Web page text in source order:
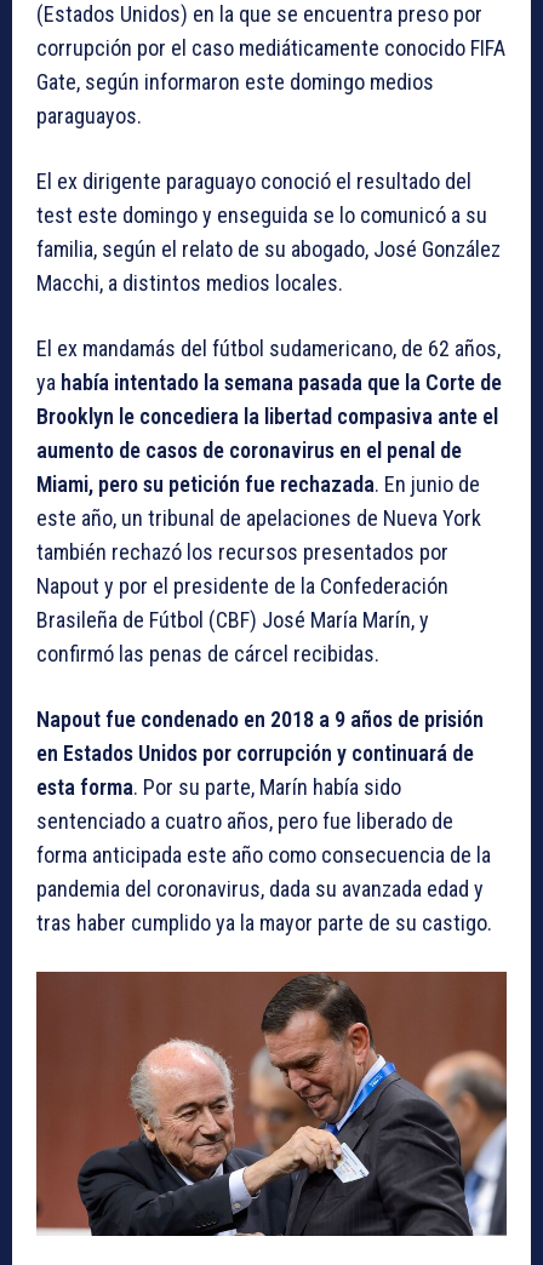
(Estados Unidos) en la que se encuentra preso por
corrupción por el caso mediáticamente conocido FIFA
Gate, según informaron este domingo medios
paraguayos.
El ex dirigente paraguayo conoció el resultado del
test este domingo y enseguida se lo comunicó a su
familia, según el relato de su abogado, José González
Macchi, a distintos medios locales.
El ex mandamás del fútbol sudamericano, de 62 años,
ya había intentado la semana pasada que la Corte de
Brooklyn le concediera la libertad compasiva ante el
aumento de casos de coronavirus en el penal de
Miami, pero su petición fue rechazada. En junio de
este año, un tribunal de apelaciones de Nueva York
también rechazó los recursos presentados por
Napout y por el presidente de la Confederación
Brasileña de Fútbol (CBF) José María Marín, y
confirmó las penas de cárcel recibidas.
Napout fue condenado en 2018 a 9 años de prisión
en Estados Unidos por corrupción y continuará de
esta forma. Por su parte, Marín había sido
sentenciado a cuatro años, pero fue liberado de
forma anticipada este año como consecuencia de la
pandemia del coronavirus, dada su avanzada edad y
tras haber cumplido ya la mayor parte de su castigo.